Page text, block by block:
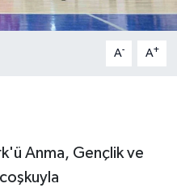
A- A+
Anma, Gençlik ve